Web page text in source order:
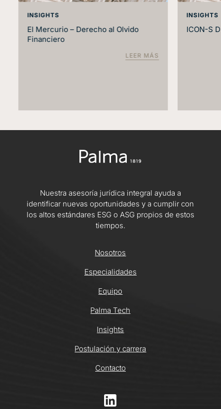
INSIGHTS
El Mercurio – Derecho al Olvido
Financiero
LEER MÁS
INSIGHTS
ICON-S
Nuestra asesoría jurídica integral ayuda a
identificar nuevas oportunidades y a cumplir con
los altos estándares ESG o ASG propios de estos
tiempos.
Nosotros
Especialidades
Equipo
Palma Tech
Insights
Postulación y carrera
Contacto